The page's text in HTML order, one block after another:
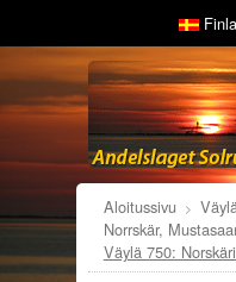
Aloitussivu
Norrskär,
Väylä 750: